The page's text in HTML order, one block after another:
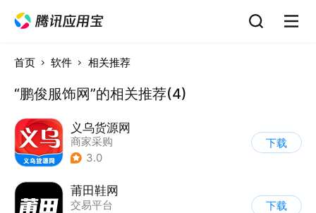
首页 软件 相关推荐
“鹏俊服饰网”的相关推荐(4)
义乌货源网
商家采购
3.0
下载
莆田鞋网
交易平台
下载